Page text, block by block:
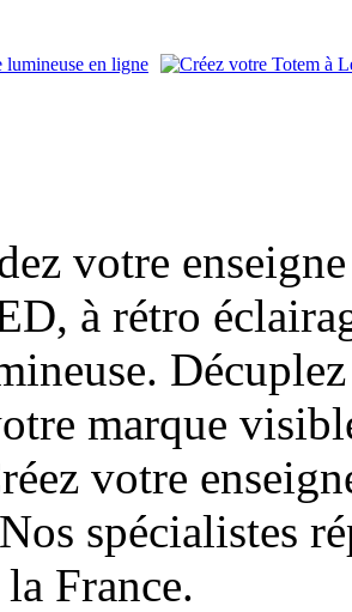
votre
à rétro
marque
votre
spécialistes
France.